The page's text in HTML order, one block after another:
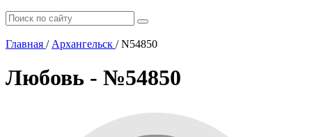
Главная / Архангельск /N54850
Любовь - №54850